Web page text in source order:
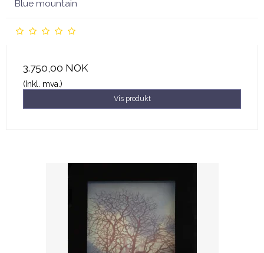
Blue mountain
3.750,00 NOK
(Inkl. mva.)
Vis produkt